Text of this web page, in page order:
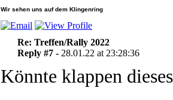
Wir sehen uns auf dem Klingenring
Re: Treffen/Rally 2022
Reply #7 - 28.01.22 at 23:28:36
Könnte klappen